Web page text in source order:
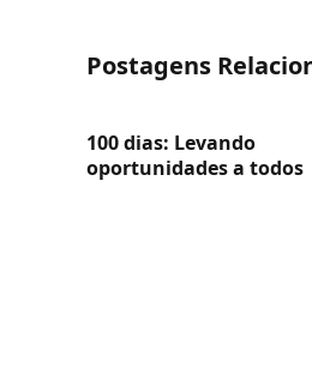
Postagens
100 dias: Levando
oportunidades a todos